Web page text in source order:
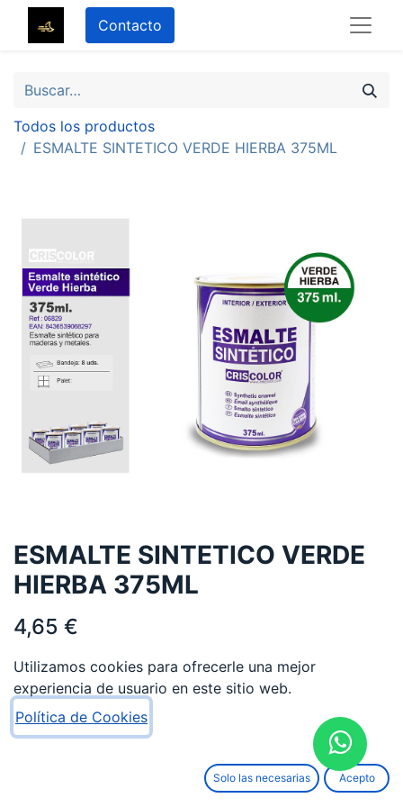
Contacto
Todos los productos
ESMALTE SINTETICO VERDE HIERBA 375ML
ESMALTE SINTETICO VERDE
HIERBA 375ML
4,65 €
AÑADIR AL CARRITO
Utilizamos cookies para ofrecerle una mejor
experiencia de usuario en este sitio web.
Política de Cookies
Solo las necesarias Acepto